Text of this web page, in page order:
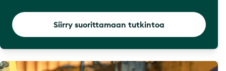
Siirry suorittamaan tutkintoa